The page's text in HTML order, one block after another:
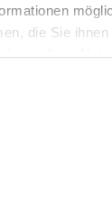
die Sie